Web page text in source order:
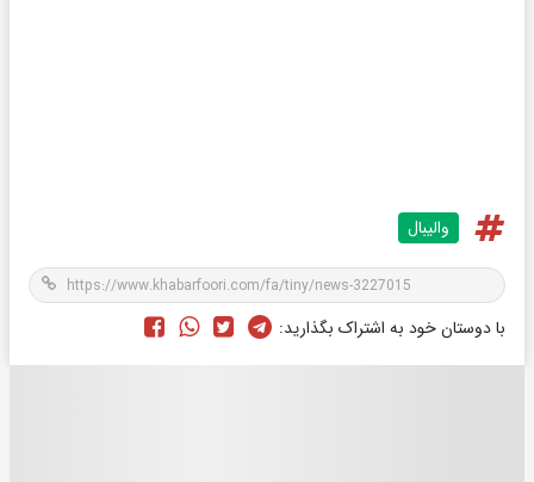
والیبال
با دوستان خود به اشتراک بگذارید: